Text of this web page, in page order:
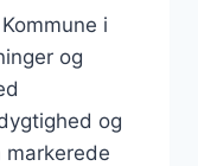
i
og
og
markerede